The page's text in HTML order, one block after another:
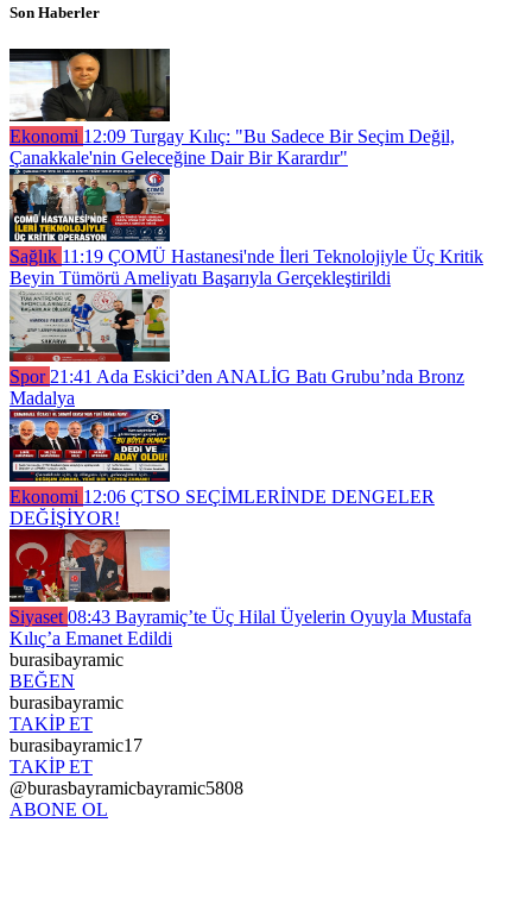
Son Haberler
Ekonomi 12:09 Turgay Kılıç: "Bu Sadece Bir Seçim Değil,
Çanakkale'nin Geleceğine Dair Bir Karardır"
Sağlık 11:19 ÇOMÜ Hastanesi'nde İleri Teknolojiyle Üç Kritik
Beyin Tümörü Ameliyatı Başarıyla Gerçekleştirildi
Spor 21:41 Ada Eskici’den ANALİG Batı Grubu’nda Bronz
Madalya
Ekonomi 12:06 ÇTSO SEÇİMLERİNDE DENGELER
DEĞİŞİYOR!
Siyaset 08:43 Bayramiç’te Üç Hilal Üyelerin Oyuyla Mustafa
Kılıç’a Emanet Edildi
burasibayramic
BEĞEN
burasibayramic
TAKİP ET
burasibayramic17
TAKİP ET
@burasbayramicbayramic5808
ABONE OL